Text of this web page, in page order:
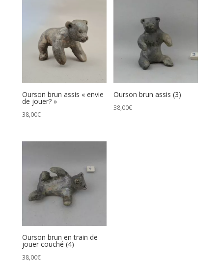
croissant
Ourson brun assis « envie
de jouer? »
38,00€
Ourson brun assis (3)
38,00€
Ourson brun en train de
jouer couché (4)
38,00€